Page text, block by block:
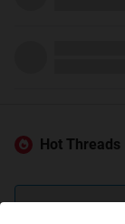
Hot Threads